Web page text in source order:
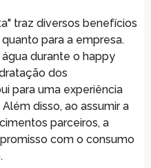
traz diversos benefícios
para a empresa.
durante o happy
dos
para uma experiência
disso, ao assumir a
parceiros, a
com o consumo